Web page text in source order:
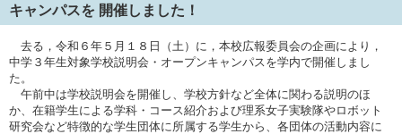
キャンパスを 開催しました！
去る，令和６年５月１８日（土）に，本校広報委員会の企画により，
中学３年生対象学校説明会・オープンキャンパスを学内で開催しまし
た。
午前中は学校説明会を開催し、学校方針など全体に関わる説明のほ
か、在籍学生による学科・コース紹介および理系女子実験隊やロボット
研究会など特徴的な学生団体に所属する学生から、各団体の活動内容に